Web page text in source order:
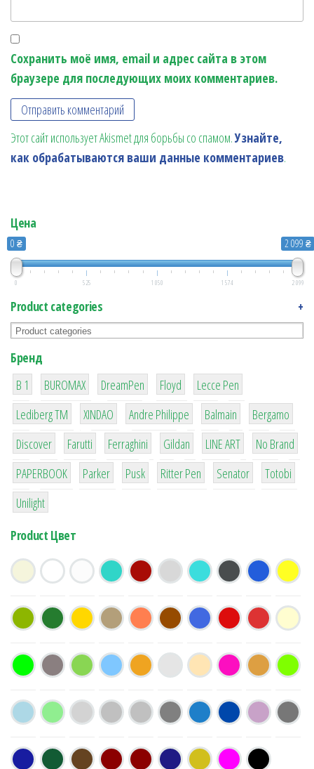
Сохранить моё имя, email и адрес сайта в этом
браузере для последующих моих комментариев.
Этот сайт использует Akismet для борьбы со спамом.Узнайте,
как обрабатываются ваши данные комментариев.
Цена
0 ₴ 2 099 ₴
0 525 1 050 1 574 2 099
Product categories +
Бренд
B 1
1
BUROMAX
1
DreamPen
2
Floyd
2
Lecce Pen
3
Lediberg ТМ
3
XINDAO
1
Andre Philippe
4
Balmain
26
Bergamo
64
Discover
299
Farutti
4
Ferraghini
42
Gildan
4
LINE ART
90
No Brand
8
PAPERBOOK
6
Parker
2
Pusk
22
Ritter Pen
15
Senator
43
Totobi
1
Unilight
Product Цвет